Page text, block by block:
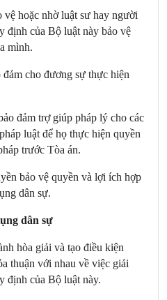
hoặc nhờ luật sư hay người
định của Bộ luật này bảo vệ
mình.
cho đương sự thực hiện
đảm trợ giúp pháp lý cho các
luật để họ thực hiện quyền
trước Tòa án.
bảo vệ quyền và lợi ích hợp
dân sự.
dân sự
hòa giải và tạo điều kiện
thuận với nhau về việc giải
định của Bộ luật này.